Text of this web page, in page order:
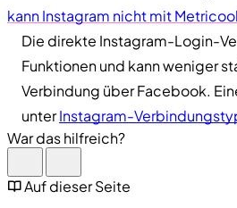
kann Instagram nicht mit
Die direkte Instagram-Login-
Funktionen und kann weniger
Verbindung über Facebook.
unterInstagram-
War das hilfreich?
Auf dieser Seite